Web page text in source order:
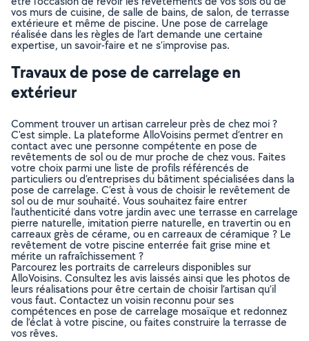
vos murs de cuisine, de salle de bains, de salon, de terrasse
extérieure et même de piscine. Une pose de carrelage
réalisée dans les règles de l’art demande une certaine
expertise, un savoir-faire et ne s’improvise pas.
Travaux de pose de carrelage en
extérieur
Comment trouver un artisan carreleur près de chez moi ?
C'est simple. La plateforme AlloVoisins permet d’entrer en
contact avec une personne compétente en pose de
revêtements de sol ou de mur proche de chez vous. Faites
votre choix parmi une liste de profils référencés de
particuliers ou d’entreprises du bâtiment spécialisées dans la
pose de carrelage. C’est à vous de choisir le revêtement de
sol ou de mur souhaité. Vous souhaitez faire entrer
l’authenticité dans votre jardin avec une terrasse en carrelage
pierre naturelle, imitation pierre naturelle, en travertin ou en
carreaux grès de cérame, ou en carreaux de céramique ? Le
revêtement de votre piscine enterrée fait grise mine et
mérite un rafraîchissement ?
Parcourez les portraits de carreleurs disponibles sur
AlloVoisins. Consultez les avis laissés ainsi que les photos de
leurs réalisations pour être certain de choisir l’artisan qu’il
vous faut. Contactez un voisin reconnu pour ses
compétences en pose de carrelage mosaïque et redonnez
de l’éclat à votre piscine, ou faites construire la terrasse de
vos rêves.